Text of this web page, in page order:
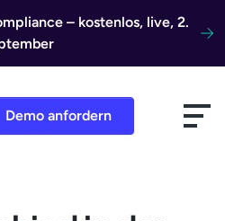
– kostenlos, live, 2.
Demo anfordern